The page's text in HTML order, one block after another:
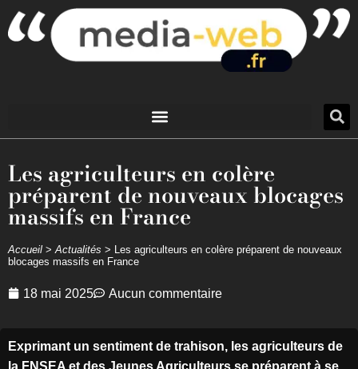
Les agriculteurs en colère
préparent de nouveaux blocages
massifs en France
Accueil > Actualités > Les agriculteurs en colère préparent de nouveaux
blocages massifs en France
18 mai 2025 Aucun commentaire
Exprimant un sentiment de trahison, les agriculteurs de
la FNSEA et des Jeunes Agriculteurs se préparent à se